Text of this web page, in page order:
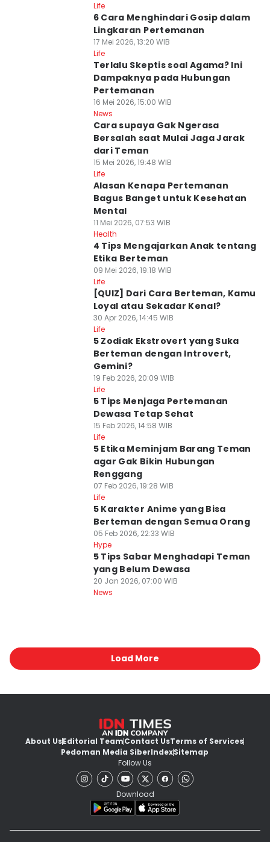
Life
6 Cara Menghindari Gosip dalam
Lingkaran Pertemanan
17 Mei 2026, 13:20 WIB
Life
Terlalu Skeptis soal Agama? Ini
Dampaknya pada Hubungan
Pertemanan
16 Mei 2026, 15:00 WIB
News
Cara supaya Gak Ngerasa
Bersalah saat Mulai Jaga Jarak
dari Teman
15 Mei 2026, 19:48 WIB
Life
Alasan Kenapa Pertemanan
Bagus Banget untuk Kesehatan
Mental
11 Mei 2026, 07:53 WIB
Health
4 Tips Mengajarkan Anak tentang
Etika Berteman
09 Mei 2026, 19:18 WIB
Life
[QUIZ] Dari Cara Berteman, Kamu
Loyal atau Sekadar Kenal?
30 Apr 2026, 14:45 WIB
Life
5 Zodiak Ekstrovert yang Suka
Berteman dengan Introvert,
Gemini?
19 Feb 2026, 20:09 WIB
Life
5 Tips Menjaga Pertemanan
Dewasa Tetap Sehat
15 Feb 2026, 14:58 WIB
Life
5 Etika Meminjam Barang Teman
agar Gak Bikin Hubungan
Renggang
07 Feb 2026, 19:28 WIB
Life
5 Karakter Anime yang Bisa
Berteman dengan Semua Orang
05 Feb 2026, 22:33 WIB
Hype
5 Tips Sabar Menghadapi Teman
yang Belum Dewasa
20 Jan 2026, 07:00 WIB
News
Load More
About UsEditorial TeamContact UsTerms of Services
Pedoman Media SiberIndexSitemap
Follow Us
Download